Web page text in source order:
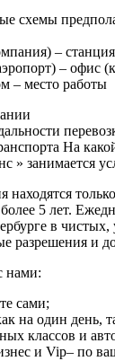
схемы
–
– офис
– место работы
На
» занимается
находятся
5 лет.
в
разрешения и
нами:
сами;
на один день,
классов и
и Vip– по